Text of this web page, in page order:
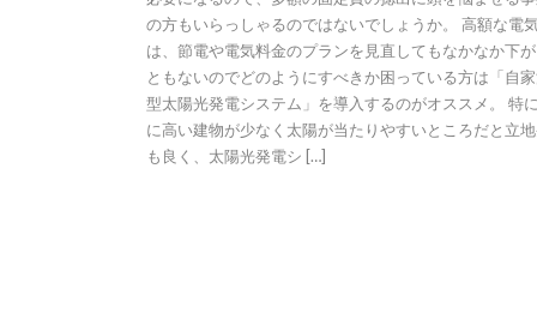
の方もいらっしゃるのではないでしょうか。 高額な電
は、節電や電気料金のプランを見直してもなかなか下が
ともないのでどのようにすべきか困っている方は「自
型太陽光発電システム」を導入するのがオススメ。 特
に高い建物が少なく太陽が当たりやすいところだと立
も良く、太陽光発電シ […]